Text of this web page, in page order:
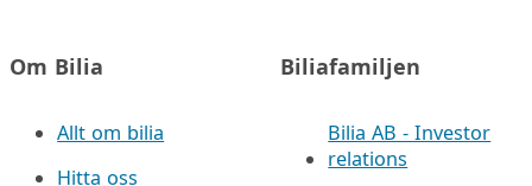
Om Bilia
Allt om bilia
Hitta oss
Biliafamiljen
Bilia AB - Investor
relations